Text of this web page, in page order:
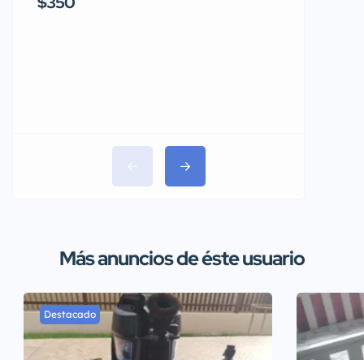
Más anuncios de éste usuario
Destacado